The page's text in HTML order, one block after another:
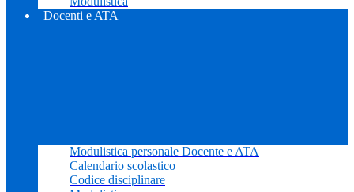
Docenti e ATA
Modulistica personale Docente e ATA
Calendario scolastico
Codice disciplinare